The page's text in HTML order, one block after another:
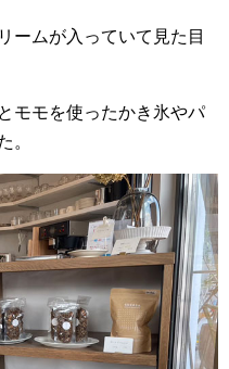
ームが入っていて見た目
モモを使ったかき氷やパ
。